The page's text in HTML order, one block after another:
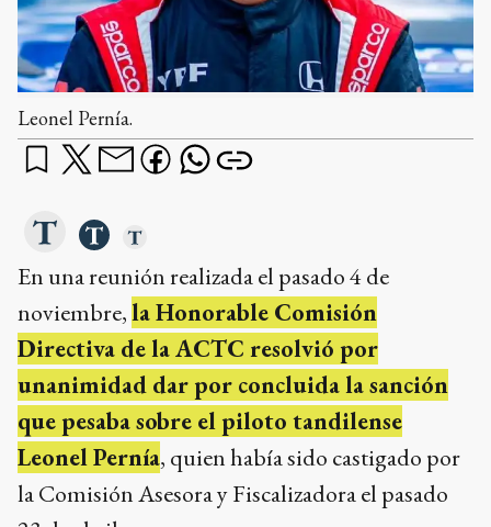
Leonel Pernía.
En una reunión realizada el pasado 4 de
noviembre,la Honorable Comisión
Directiva de la ACTC resolvió por
unanimidad dar por concluida la sanción
que pesaba sobre el piloto tandilense
Leonel Pernía, quien había sido castigado por
la Comisión Asesora y Fiscalizadora el pasado